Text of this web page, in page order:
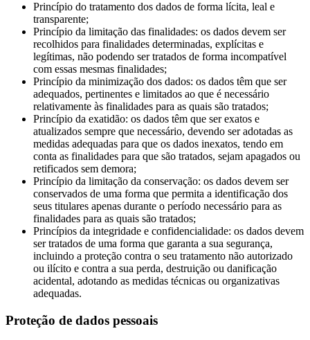
Princípio do tratamento dos dados de forma lícita, leal e
transparente;
Princípio da limitação das finalidades: os dados devem ser
recolhidos para finalidades determinadas, explícitas e
legítimas, não podendo ser tratados de forma incompatível
com essas mesmas finalidades;
Princípio da minimização dos dados: os dados têm que ser
adequados, pertinentes e limitados ao que é necessário
relativamente às finalidades para as quais são tratados;
Princípio da exatidão: os dados têm que ser exatos e
atualizados sempre que necessário, devendo ser adotadas as
medidas adequadas para que os dados inexatos, tendo em
conta as finalidades para que são tratados, sejam apagados ou
retificados sem demora;
Princípio da limitação da conservação: os dados devem ser
conservados de uma forma que permita a identificação dos
seus titulares apenas durante o período necessário para as
finalidades para as quais são tratados;
Princípios da integridade e confidencialidade: os dados devem
ser tratados de uma forma que garanta a sua segurança,
incluindo a proteção contra o seu tratamento não autorizado
ou ilícito e contra a sua perda, destruição ou danificação
acidental, adotando as medidas técnicas ou organizativas
adequadas.
Proteção de dados pessoais